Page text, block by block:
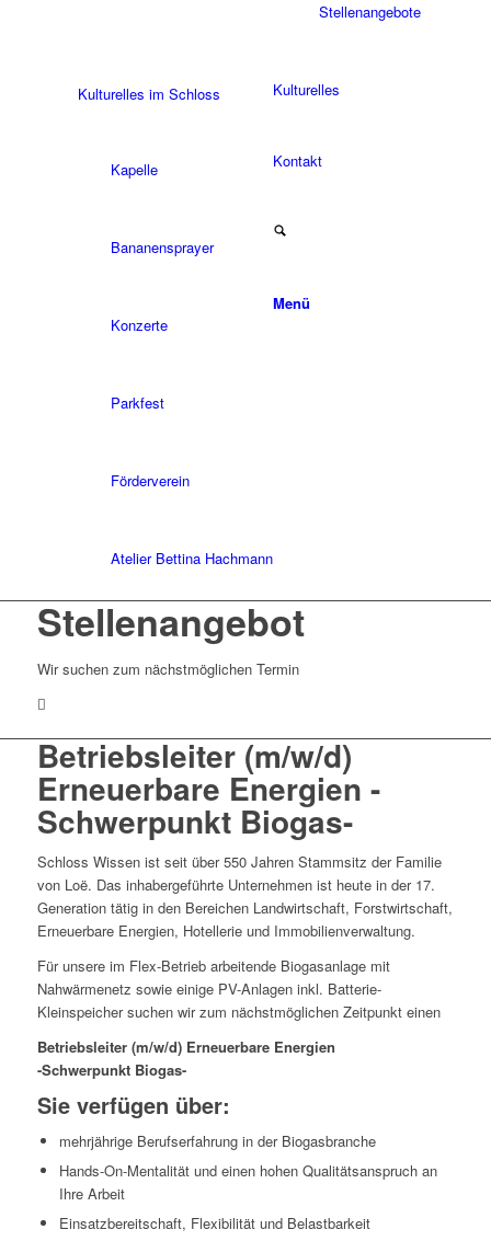
Stellenangebote
Kulturelles
Kulturelles im Schloss
Kapelle
Bananensprayer
Konzerte
Parkfest
Förderverein
Atelier Bettina Hachmann
Kontakt
Menü
Stellenangebot
Wir suchen zum nächstmöglichen Termin
Betriebsleiter (m/w/d)
Erneuerbare Energien -
Schwerpunkt Biogas-
Schloss Wissen ist seit über 550 Jahren Stammsitz der Familie
von Loë. Das inhabergeführte Unternehmen ist heute in der 17.
Generation tätig in den Bereichen Landwirtschaft, Forstwirtschaft,
Erneuerbare Energien, Hotellerie und Immobilienverwaltung.
Für unsere im Flex-Betrieb arbeitende Biogasanlage mit
Nahwärmenetz sowie einige PV-Anlagen inkl. Batterie-
Kleinspeicher suchen wir zum nächstmöglichen Zeitpunkt einen
Betriebsleiter (m/w/d) Erneuerbare Energien
-Schwerpunkt Biogas-
Sie verfügen über:
mehrjährige Berufserfahrung in der Biogasbranche
Hands-On-Mentalität und einen hohen Qualitätsanspruch an
Ihre Arbeit
Einsatzbereitschaft, Flexibilität und Belastbarkeit